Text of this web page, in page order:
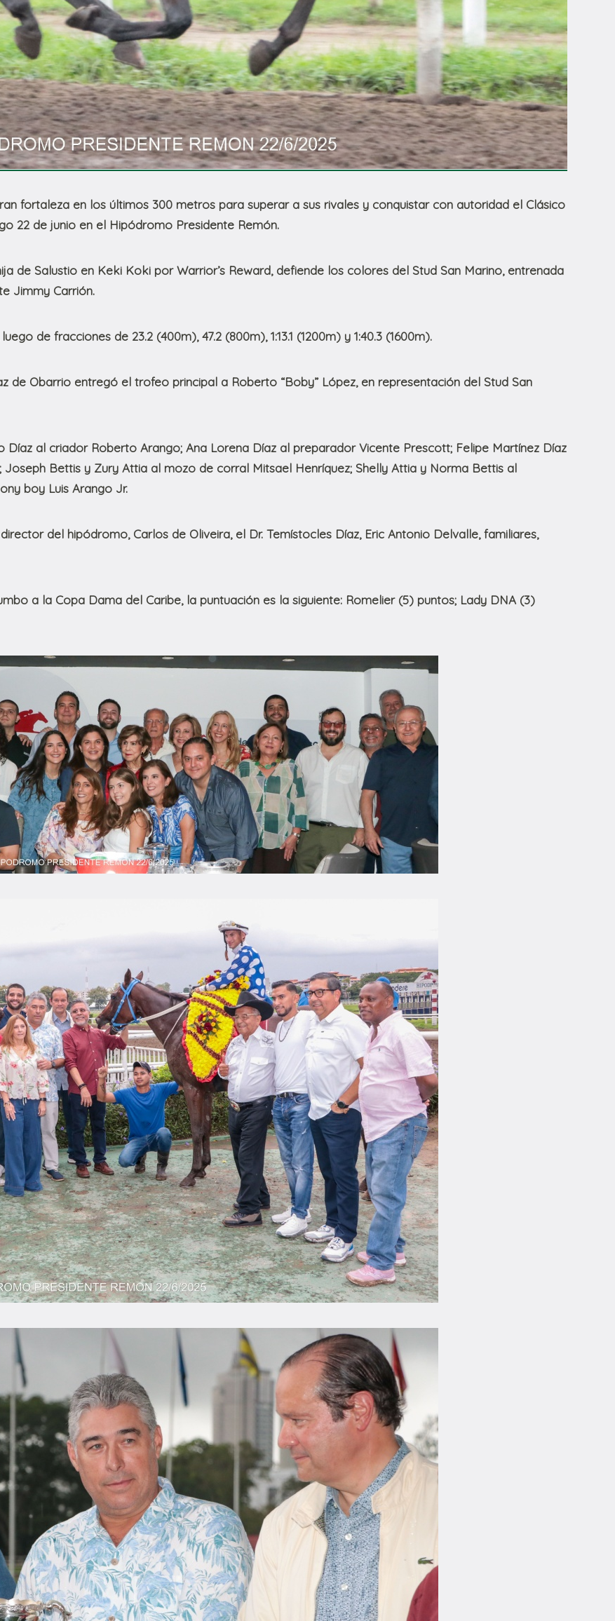
fortaleza en los últimos 300 metros para superar a sus rivales y conquistar con autoridad el Clásico
22 de junio en el Hipódromo Presidente Remón.
de Salustio en Keki Koki por Warrior’s Reward, defiende los colores del Stud San Marino, entrenada
Jimmy Carrión.
de fracciones de 23.2 (400m), 47.2 (800m), 1:13.1 (1200m) y 1:40.3 (1600m).
de Obarrio entregó el trofeo principal a Roberto “Boby” López, en representación del Stud San
al criador Roberto Arango; Ana Lorena Díaz al preparador Vicente Prescott; Felipe Martínez Díaz
Bettis y Zury Attia al mozo de corral Mitsael Henríquez; Shelly Attia y Norma Bettis al
boy Luis Arango Jr.
del hipódromo, Carlos de Oliveira, el Dr. Temístocles Díaz, Eric Antonio Delvalle, familiares,
a la Copa Dama del Caribe, la puntuación es la siguiente: Romelier (5) puntos; Lady DNA (3)